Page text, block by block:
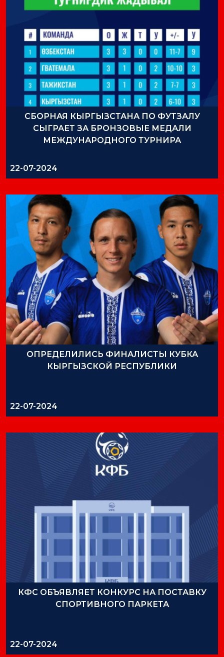
СБОРНАЯ КЫРГЫЗСТАНА ПО ФУТЗАЛУ
СЫГРАЕТ ЗА БРОНЗОВЫЕ МЕДАЛИ
МЕЖДУНАРОДНОГО ТУРНИРА
22-07-2024
ОПРЕДЕЛИЛИСЬ ФИНАЛИСТЫ КУБКА
КЫРГЫЗСКОЙ РЕСПУБЛИКИ
22-07-2024
КФС ОБЪЯВЛЯЕТ КОНКУРС НА ПОСТАВКУ
СПОРТИВНОГО ПАРКЕТА
22-07-2024